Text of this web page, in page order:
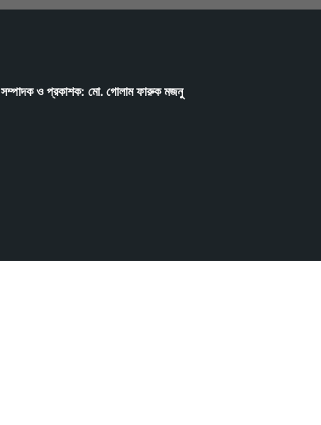
সম্পাদক ও প্রকাশক: মো. গোলাম ফারুক মজনু